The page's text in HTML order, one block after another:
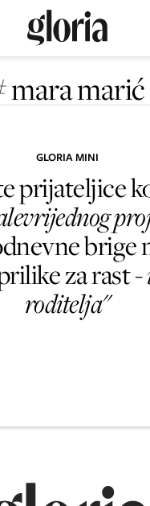
mara marić
GLORIA MINI
prijateljice
brige
za rast -
roditelja"